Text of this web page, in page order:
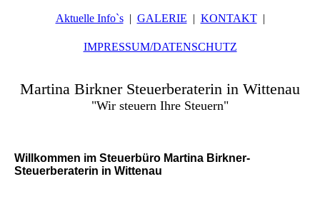
Aktuelle Info`s GALERIE KONTAKT
IMPRESSUM/DATENSCHUTZ
Martina Birkner Steuerberaterin in Wittenau
"Wir steuern Ihre Steuern"
Willkommen im Steuerbüro Martina Birkner-
Steuerberaterin in Wittenau